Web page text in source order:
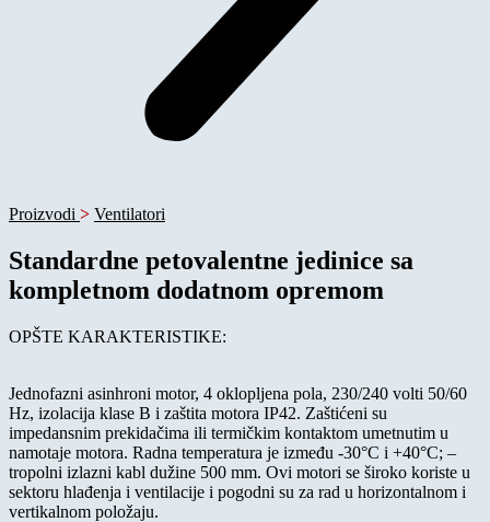
Proizvodi > Ventilatori
Standardne petovalentne jedinice sa
kompletnom dodatnom opremom
OPŠTE KARAKTERISTIKE:
Jednofazni asinhroni motor, 4 oklopljena pola, 230/240 volti 50/60
Hz, izolacija klase B i zaštita motora IP42. Zaštićeni su
impedansnim prekidačima ili termičkim kontaktom umetnutim u
namotaje motora. Radna temperatura je između -30°C i +40°C; –
tropolni izlazni kabl dužine 500 mm. Ovi motori se široko koriste u
sektoru hlađenja i ventilacije i pogodni su za rad u horizontalnom i
vertikalnom položaju.